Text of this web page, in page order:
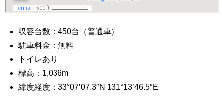
収容台数：450台（普通車）
駐車料金：無料
トイレあり
標高：1,036m
緯度経度：33°07’07.3″N 131°13’46.5″E